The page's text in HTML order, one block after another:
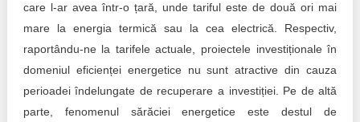
care l-ar avea într-o țară, unde tariful este de două ori mai
mare la energia termică sau la cea electrică. Respectiv,
raportându-ne la tarifele actuale, proiectele investiționale în
domeniul eficienței energetice nu sunt atractive din cauza
perioadei îndelungate de recuperare a investiției. Pe de altă
parte, fenomenul sărăciei energetice este destul de